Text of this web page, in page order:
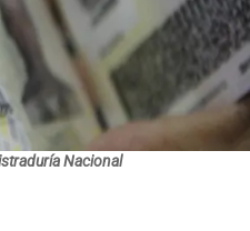
Nacional